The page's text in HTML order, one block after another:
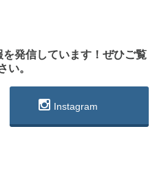
発信しています！ぜひご覧
い。
Instagram